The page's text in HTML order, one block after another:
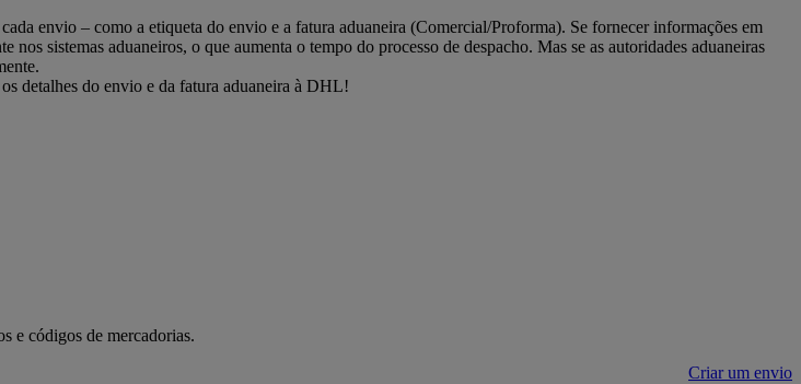
envio – como a etiqueta do envio e a fatura aduaneira (Comercial/Proforma). Se fornecer informações em
sistemas aduaneiros, o que aumenta o tempo do processo de despacho. Mas se as autoridades aduaneiras
detalhes do envio e da fatura aduaneira à DHL!
e códigos de mercadorias.
Criar um envio